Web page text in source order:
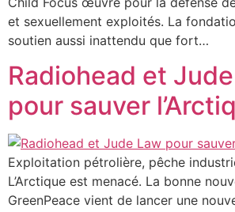
et sexuellement exploités. La
soutien aussi inattendu que fort…
Radiohead et
pour sauver
Exploitation pétrolière, pêche
L’Arctique est menacé. La bonne
GreenPeace vient de lancer une